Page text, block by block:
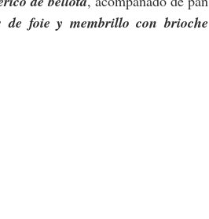
de foie y membrillo con brioche